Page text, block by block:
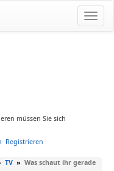
müssen Sie sich
Registrieren
TV » Was schaut ihr gerade